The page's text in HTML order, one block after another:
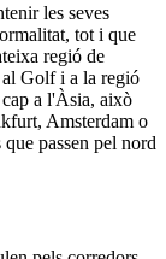
les seves
tot i que
regió de
al Golf i a la regió
a l'Àsia, això
Amsterdam o
passen pel nord